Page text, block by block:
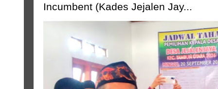
Incumbent (Kades Jejalen Jay...